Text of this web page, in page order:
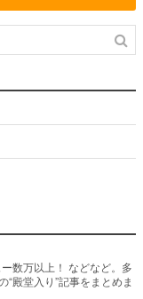
殿堂入り”記事をまとめま
時のエピソードをお聞き
か？を探っていきます。